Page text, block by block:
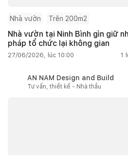
Nhà vườn Trên 200m2
Nhà vườn tại Ninh Bình gìn giữ
pháp tổ chức lại không gian
27/06/2026, lúc 10:00 1
AN NAM Design and Build
Tư vấn, thiết kế - Nhà thầu